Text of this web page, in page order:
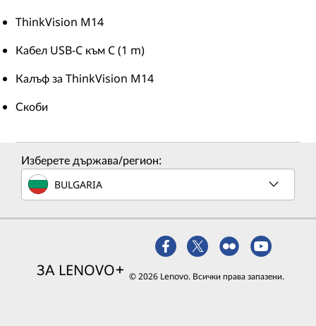
ThinkVision M14
Кабел USB-C към C (1 m)
Калъф за ThinkVision M14
Скоби
Изберете държава/регион:
BULGARIA
ЗА LENOVO © 2026 Lenovo. Всички права запазени.